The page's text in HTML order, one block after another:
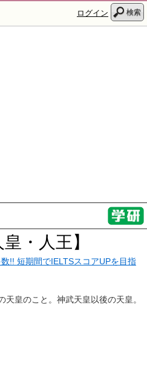
ログイン 検索
・人王】
!! 短期間でIELTSスコアUPを目指
皇のこと。神武天皇以後の天皇。